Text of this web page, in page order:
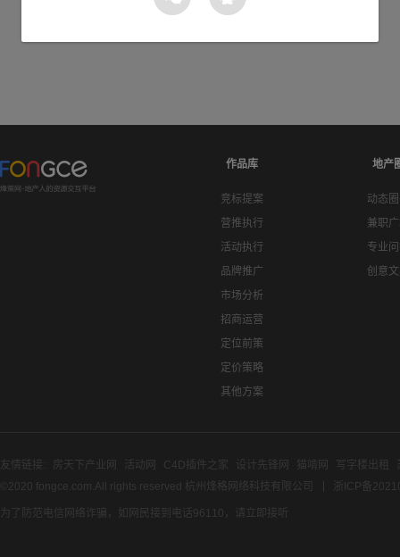
作品库
竞标提案
营推执行
活动执行
品牌推广
市场分析
招商运营
定位前策
定价策略
其他方案
地产
动态
兼职
专业
创意
友情链接: 房天下产业网 活动网 C4D插件之家 设计先锋网 猫啃网 写字楼出租
©2020 fongce.com.All rights reserved 杭州烽格网络科技有限公司
浙ICP备
为了防范电信网络诈骗，如网民接到电话96110，请立即接听